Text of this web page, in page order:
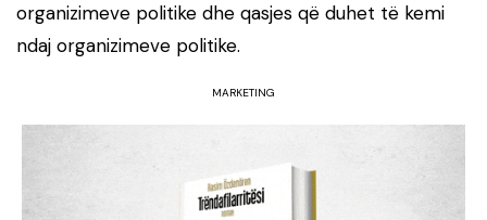
organizimeve politike dhe qasjes që duhet të kemi
ndaj organizimeve politike.
MARKETING